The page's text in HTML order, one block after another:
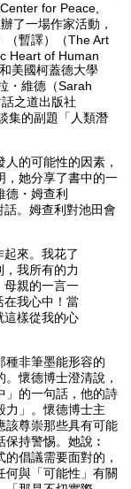
for Peace,
了一場作家活動，
（暫譯）（The Art
Heart of Human
美國柯蓋德大學
・維德（Sarah
之道出版社
集的副題「人類潛
的可能性的因素，
，她分享了書中的一
・姆查利
話。姆查利對池田會
起來。我花了
我所有的力
母親的一言一
在我心中！當
這樣從我的心
種非筆墨能形容的
懷德博士澄清說，
」的一句話，他的詩
力」。懷德博士主
該尊崇那些具有可能
持警惕。她說︰
倡議需要面對的，
何與「可能性」有關